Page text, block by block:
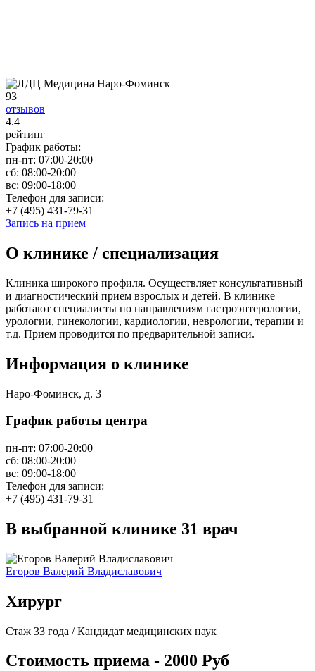
93
отзывов
4.4
рейтинг
График работы:
пн-пт: 07:00-20:00
сб: 08:00-20:00
вс: 09:00-18:00
Телефон для записи:
+7 (495) 431-79-31
Запись на прием
О клинике / специализация
Клиника широкого профиля. Осуществляет консультативный
и диагностический прием взрослых и детей. В клинике
работают специалисты по направлениям гастроэнтерологии,
урологии, гинекологии, кардиологии, неврологии, терапии и
т.д. Прием проводится по предварительной записи.
Информация о клинике
Наро-Фоминск, д. 3
График работы центра
пн-пт: 07:00-20:00
сб: 08:00-20:00
вс: 09:00-18:00
Телефон для записи:
+7 (495) 431-79-31
В выбранной клинике 31 врач
Егоров Валерий Владиславович
Хирург
Стаж 33 года / Кандидат медицинских наук
Стоимость приема - 2000 Руб